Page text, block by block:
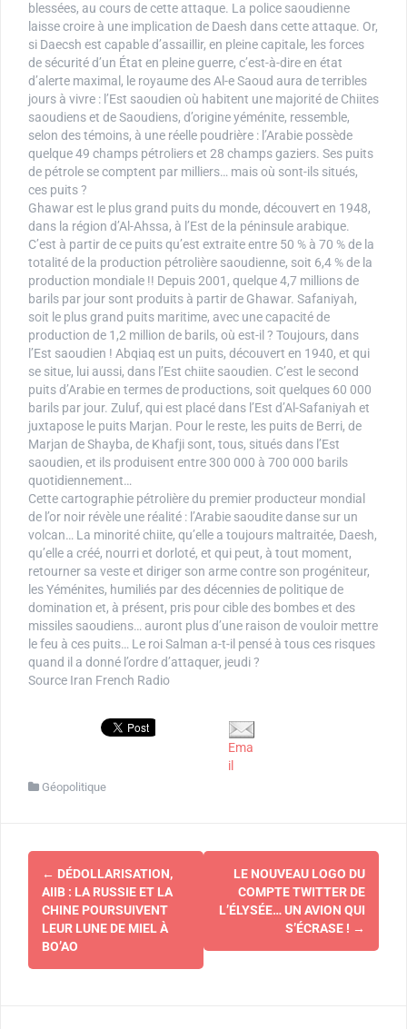
blessées, au cours de cette attaque. La police saoudienne
laisse croire à une implication de Daesh dans cette attaque. Or,
si Daecsh est capable d’assaillir, en pleine capitale, les forces
de sécurité d’un État en pleine guerre, c’est-à-dire en état
d’alerte maximal, le royaume des Al-e Saoud aura de terribles
jours à vivre : l’Est saoudien où habitent une majorité de Chiites
saoudiens et de Saoudiens, d’origine yéménite, ressemble,
selon des témoins, à une réelle poudrière : l’Arabie possède
quelque 49 champs pétroliers et 28 champs gaziers. Ses puits
de pétrole se comptent par milliers… mais où sont-ils situés,
ces puits ?
Ghawar est le plus grand puits du monde, découvert en 1948,
dans la région d’Al-Ahssa, à l’Est de la péninsule arabique.
C’est à partir de ce puits qu’est extraite entre 50 % à 70 % de la
totalité de la production pétrolière saoudienne, soit 6,4 % de la
production mondiale !! Depuis 2001, quelque 4,7 millions de
barils par jour sont produits à partir de Ghawar. Safaniyah,
soit le plus grand puits maritime, avec une capacité de
production de 1,2 million de barils, où est-il ? Toujours, dans
l’Est saoudien ! Abqiaq est un puits, découvert en 1940, et qui
se situe, lui aussi, dans l’Est chiite saoudien. C’est le second
puits d’Arabie en termes de productions, soit quelques 60 000
barils par jour. Zuluf, qui est placé dans l’Est d’Al-Safaniyah et
juxtapose le puits Marjan. Pour le reste, les puits de Berri, de
Marjan de Shayba, de Khafji sont, tous, situés dans l’Est
saoudien, et ils produisent entre 300 000 à 700 000 barils
quotidiennement…
Cette cartographie pétrolière du premier producteur mondial
de l’or noir révèle une réalité : l’Arabie saoudite danse sur un
volcan… La minorité chiite, qu’elle a toujours maltraitée, Daesh,
qu’elle a créé, nourri et dorloté, et qui peut, à tout moment,
retourner sa veste et diriger son arme contre son progéniteur,
les Yéménites, humiliés par des décennies de politique de
domination et, à présent, pris pour cible des bombes et des
missiles saoudiens… auront plus d’une raison de vouloir mettre
le feu à ces puits… Le roi Salman a-t-il pensé à tous ces risques
quand il a donné l’ordre d’attaquer, jeudi ?
Source Iran French Radio
Ema
il
Géopolitique
Navigation
d'article
← DÉDOLLARISATION,
AIIB : LA RUSSIE ET LA
CHINE POURSUIVENT
LEUR LUNE DE MIEL À
BO’AO
LE NOUVEAU LOGO DU
COMPTE TWITTER DE
L’ÉLYSÉE… UN AVION QUI
S’ÉCRASE ! →